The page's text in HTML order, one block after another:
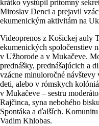
krátko vystúpil prítomný
Miroslav Denci a prejavil
ekumenickým aktivitám na
Videoprenos z Košickej auly
ekumenických spoločenstiev
v Užhorode a v Mukačeve.
prednášky, prednášajúcich a
vzácne minuloročné návštevy
deti, alebo v rómskych
v Mukačeve – sestru
Rajčinca, syna nebohého
Spontáka a ďalších.
Vadim Khlobas.